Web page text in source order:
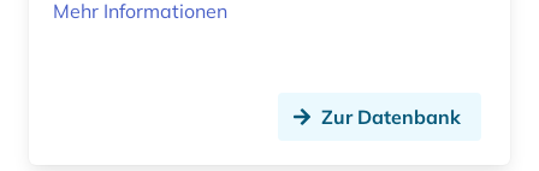
Mehr Informationen
Zur Datenbank